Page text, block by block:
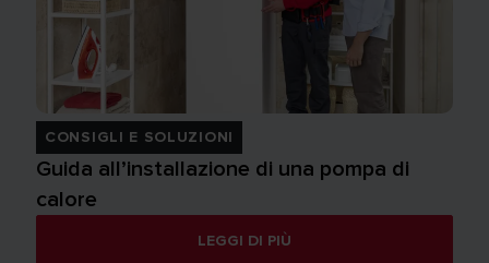
CONSIGLI E SOLUZIONI
Guida all’installazione di una pompa di
calore
LEGGI DI PIÙ